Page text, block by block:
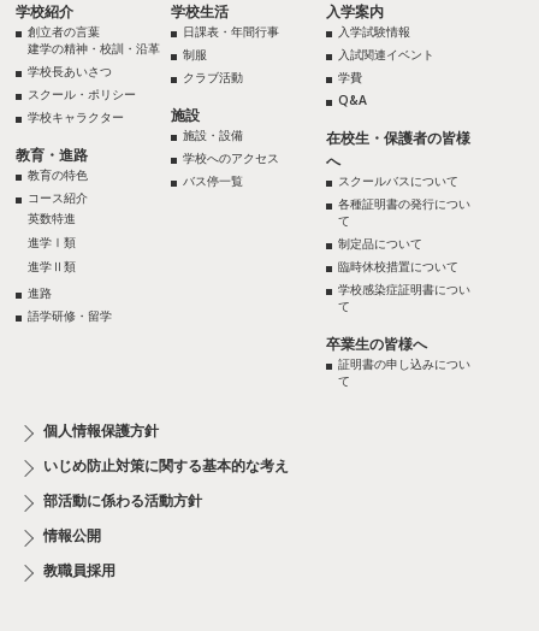
学校紹介
創立者の言葉
建学の精神・校訓・沿革
学校長あいさつ
スクール・ポリシー
学校キャラクター
教育・進路
教育の特色
コース紹介
英数特進
進学Ⅰ類
進学Ⅱ類
進路
語学研修・留学
学校生活
日課表・年間行事
制服
クラブ活動
施設
施設・設備
学校へのアクセス
バス停一覧
入学案内
入学試験情報
入試関連イベント
学費
Q&A
在校生・保護者の皆様
へ
スクールバスについて
各種証明書の発行につい
て
制定品について
臨時休校措置について
学校感染症証明書につい
て
卒業生の皆様へ
証明書の申し込みについ
て
個人情報保護方針
いじめ防止対策に関する基本的な考え
部活動に係わる活動方針
情報公開
教職員採用